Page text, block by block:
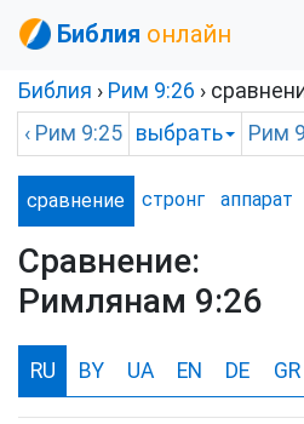
Библия онлайн
Библия › Рим 9:26 ›
‹ Рим 9:25 выбрать Рим
сравнение стронг аппарат
Сравнение:
Римлянам 9:26
RU BY UA EN DE GR